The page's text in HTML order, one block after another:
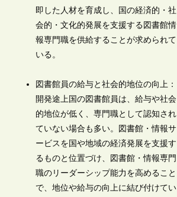
即した人材を育成し、国の経済的・社
会的・文化的発展を支援する図書館情
報専門職を供給することが求められて
いる。
図書館員の給与と社会的地位の向上：
開発途上国の図書館員は、給与や社会
的地位が低く、専門職として認知され
ていない場合も多い。図書館・情報サ
ービスを国や地域の経済発展を支援す
るものと位置づけ、図書館・情報専門
職のリーダーシップ能力を高めること
で、地位や給与の向上に結び付けてい